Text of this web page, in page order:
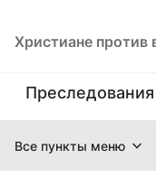
Христиане против
Преследования
Все пункты меню